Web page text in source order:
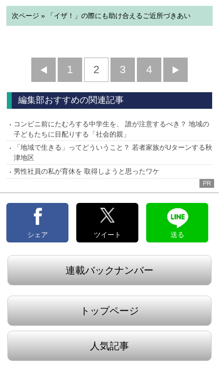
次ページ » 「イザ！」の際にも助け合えるご近所づきあい
前
へ
1 2 3 4
へ
編集部おすすめの関連記事
コンビニ前にたむろする中学生を、 誰が注意するべき？ 地域の
子どもたちに目配りする「社会的親」
「地域で生きる」ってどういうこと？ 若者家族がUターンする秋
津地区
男性社員の私が育休を 取得しようと思ったワケ
PR
シェア ツイート 送る
連載バックナンバー
トップページ
人気記事